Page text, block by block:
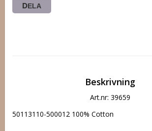
DELA
Beskrivning
Art.nr: 39659
50113110-500012 100% Cotton